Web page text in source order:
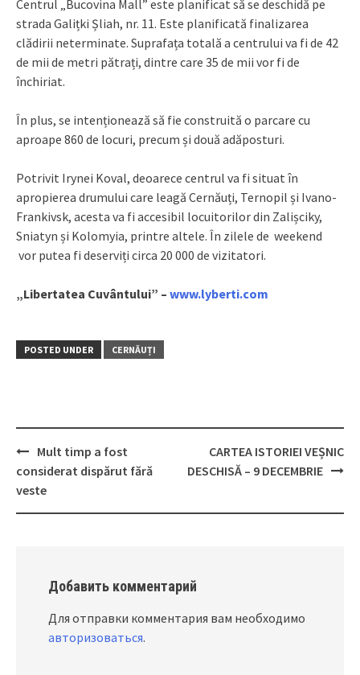
Centrul „Bucovina Mall” este planificat să se deschidă pe
strada Galițki Șliah, nr. 11. Este planificată finalizarea
clădirii neterminate. Suprafața totală a centrului va fi de 42
de mii de metri pătrați, dintre care 35 de mii vor fi de
închiriat.
În plus, se intenționează să fie construită o parcare cu
aproape 860 de locuri, precum și două adăposturi.
Potrivit Irynei Koval, deoarece centrul va fi situat în
apropierea drumului care leagă Cernăuți, Ternopil și Ivano-
Frankivsk, acesta va fi accesibil locuitorilor din Zalișciky,
Sniatyn și Kolomyia, printre altele. În zilele de weekend
vor putea fi deserviți circa 20 000 de vizitatori.
„Libertatea Cuvântului” – www.lyberti.com
POSTED UNDER CERNĂUȚI
Post
navigation
Mult timp a fost
considerat dispărut fără
veste
CARTEA ISTORIEI VEȘNIC
DESCHISĂ – 9 DECEMBRIE
Добавить комментарий
Для отправки комментария вам необходимо
авторизоваться.